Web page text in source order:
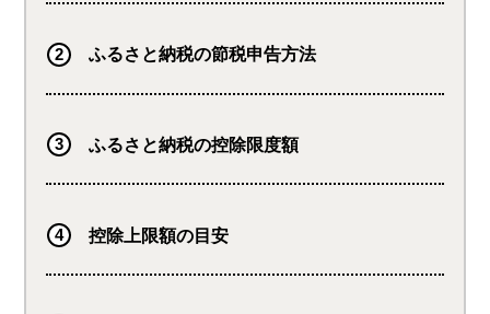
ふるさと納税の節税申告方法
ふるさと納税の控除限度額
控除上限額の目安